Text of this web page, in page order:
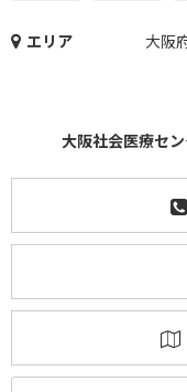
エリア 大阪
大阪社会医療セ